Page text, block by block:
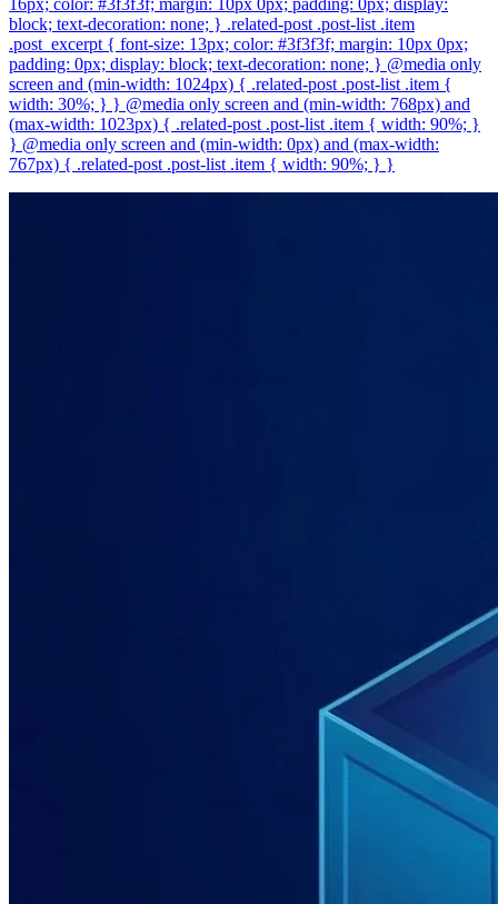
block; text-decoration: none; } .related-post .post-list .item
.post_excerpt { font-size: 13px; color: #3f3f3f; margin: 10px 0px;
padding: 0px; display: block; text-decoration: none; } @media only
screen and (min-width: 1024px) { .related-post .post-list .item {
width: 30%; } } @media only screen and (min-width: 768px) and
(max-width: 1023px) { .related-post .post-list .item { width: 90%; }
} @media only screen and (min-width: 0px) and (max-width:
767px) { .related-post .post-list .item { width: 90%; } }